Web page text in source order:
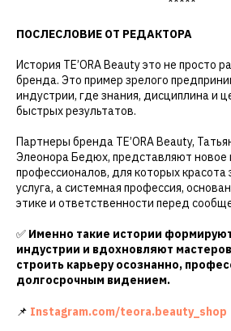
ПОСЛЕСЛОВИЕ ОТ РЕДАКТОРА
История TE’ORA Beauty это не просто
бренда. Это пример зрелого
индустрии, где знания, дисциплина и
быстрых результатов.
Партнеры бренда TE’ORA Beauty,
Элеонора Бедюх, представляют новое
профессионалов, для которых красота
услуга, а системная профессия,
этике и ответственности перед
✅ Именно такие истории
индустрии и вдохновляют
строить карьеру осознанно,
долгосрочным видением.
📌 Instagram.com/teora.beauty_shop